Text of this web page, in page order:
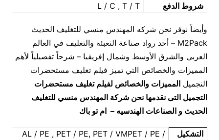
شروط الدفع
L / C , T / T
وأيضاً نوفر نحن شركه المهندس منسي للتغليف الحديث
M2Pack – أحد رواد صناعة التعبئة والتغليف في العالم
العربي والشرق الأوسط وشمال إفريقيا – شرحاً تفصيلياً لأهم
المميزات والخصائص التي تميز فيلم تغليف مستحضرات
التجميل المميزات والخصائص لفيلم تغليف مستحضرات
التجميل التى نقدمها نحن شركة المهندس منسي للتغليف
الحديث و الصناعات الهندسيه – ام تو باك
التشكيل
/ AL / PE , PET / PE, PET / VMPET / PE